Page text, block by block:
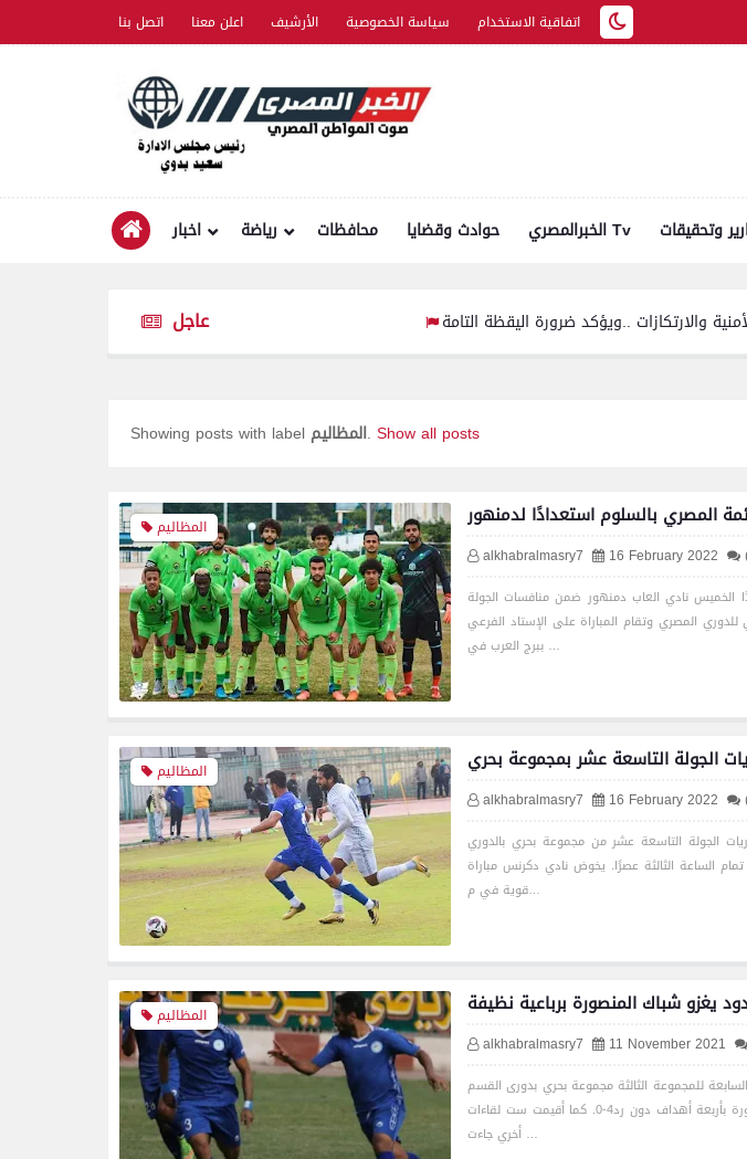
اتصل بنا اعلن معنا الأرشيف سياسة الخصوصية اتفاقية الاستخدام
اخبار رياضة محافظات حوادث وقضايا الخبرالمصري Tv وتحقيقات
عاجل الخدمات الأمنية والارتكازات ..ويؤكد ضرورة اليقظة التامة
Showing posts with label المظاليم. Show all posts
المظاليم المصري بالسلوم استعدادًا لدمنهور
alkhabralmasry7 16 February 2022
نادي العاب دمنهور ضمن منافسات الجولة
المصري وتقام المباراة على الإستاد الفرعي
ببرج العرب في …
المظاليم الجولة التاسعة عشر بمجموعة بحري
alkhabralmasry7 16 February 2022
الجولة التاسعة عشر من مجموعة بحري بالدوري
جميعًا في تمام الساعة الثالثة عصرًا. يخوض نادي دكرنس مباراة
قوية في م…
المظاليم يغزو شباك المنصورة برباعية نظيفة
alkhabralmasry7 11 November 2021
للمجموعة الثالثة مجموعة بحري بدورى القسم
الثاني ،وشهدت اكتساح الحدود لنظيره المنصورة بأربعة أهداف دون رد4-0. كما أقيمت ست لقاءات
أخري جاءت …